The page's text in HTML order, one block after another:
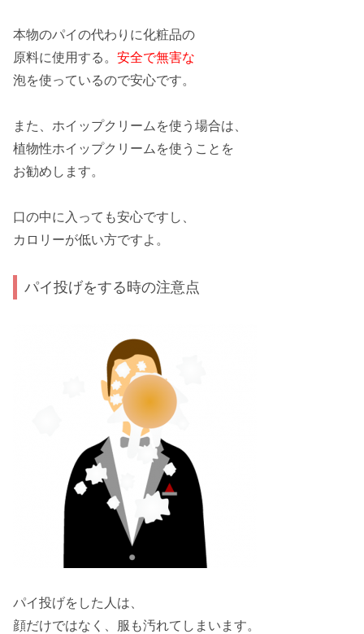
本物のパイの代わりに化粧品の
原料に使用する。 安全で無害な
泡を使っているので安心です。
また、ホイップクリームを使う場合は、
植物性ホイップクリーム を使うことを
お勧めします。
口の中に入っても安心ですし、
カロリーが低い方ですよ。
パイ投げをする時の注意点
パイ投げをした人は、
顔だけではなく、
服 も汚れてしまいます。